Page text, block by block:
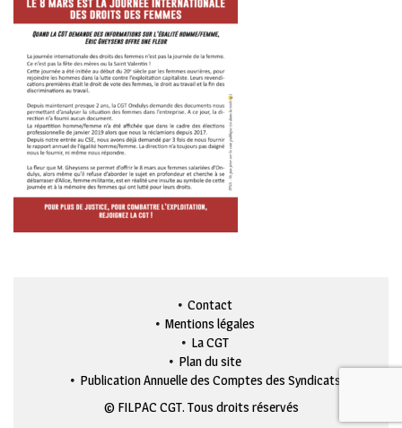
Contact
Mentions légales
La CGT
Plan du site
Publication Annuelle des Comptes des Syndicats
© FILPAC CGT. Tous droits réservés